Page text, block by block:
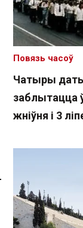
Спасылка без
Чатыры
заблытацца
жніўня і 3
Повязь часоў